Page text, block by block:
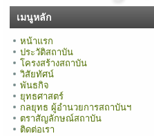
เมนูหลัก
หน้าแรก
ประวัติสถาบัน
โครงสร้างสถาบัน
วิสัยทัศน์
พันธกิจ
ยุทธศาสตร์
กลยุทธ ผู้อำนวยการสถาบันฯ
ตราสัญลักษณ์สถาบัน
ติดต่อเรา